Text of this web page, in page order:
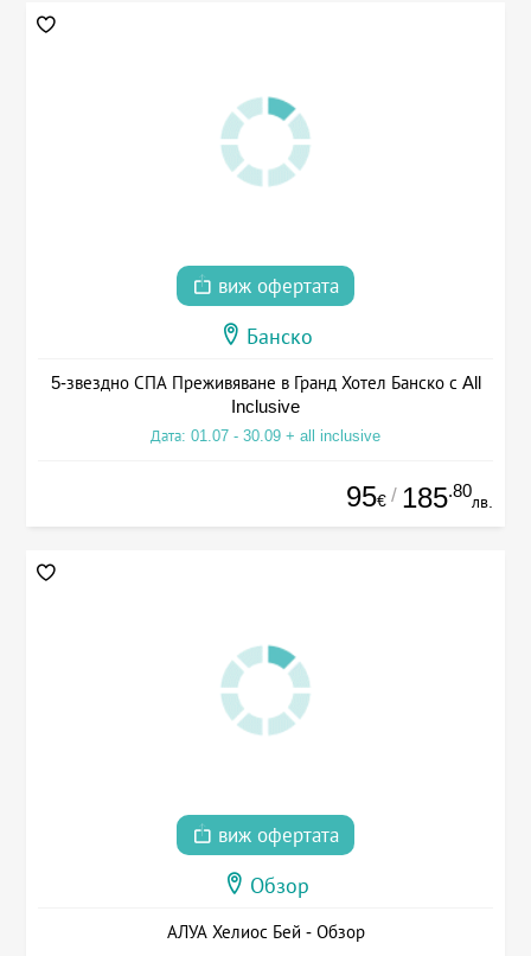
виж офертата
Банско
5-звездно СПА Преживяване в Гранд Хотел Банско с All
Inclusive
Дата: 01.07 - 30.09 + all inclusive
95€ / 185.80
лв.
виж офертата
Обзор
АЛУА Хелиос Бей - Обзор